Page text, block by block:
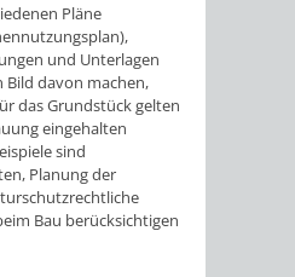
Pläne
und Unterlagen
Bild davon machen,
das Grundstück gelten
eingehalten
sind
Planung der
Bau berücksichtigen